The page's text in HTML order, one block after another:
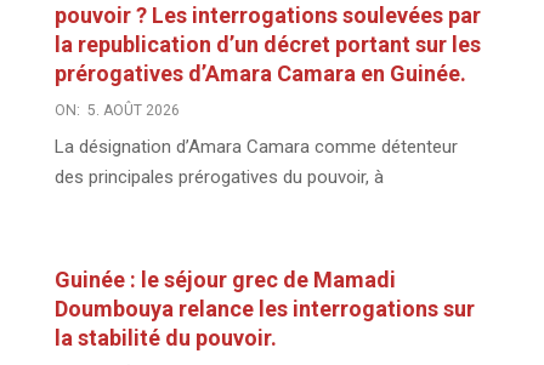
pouvoir ? Les interrogations soulevées par
la republication d’un décret portant sur les
prérogatives d’Amara Camara en Guinée.
ON: 5. AOÛT 2026
La désignation d’Amara Camara comme détenteur
des principales prérogatives du pouvoir, à
Guinée : le séjour grec de Mamadi
Doumbouya relance les interrogations sur
la stabilité du pouvoir.